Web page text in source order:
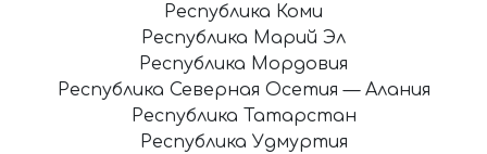
Республика Коми
Республика Марий Эл
Республика Мордовия
Республика Северная Осетия — Алания
Республика Татарстан
Республика Удмуртия